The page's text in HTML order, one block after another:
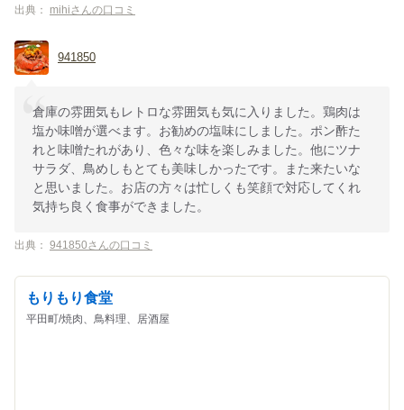
出典： mihiさんの口コミ
941850
倉庫の雰囲気もレトロな雰囲気も気に入りました。鶏肉は
塩か味噌が選べます。お勧めの塩味にしました。ポン酢た
れと味噌たれがあり、色々な味を楽しみました。他にツナ
サラダ、鳥めしもとても美味しかったです。また来たいな
と思いました。お店の方々は忙しくも笑顔で対応してくれ
気持ち良く食事ができました。
出典： 941850さんの口コミ
もりもり食堂
平田町/焼肉、鳥料理、居酒屋